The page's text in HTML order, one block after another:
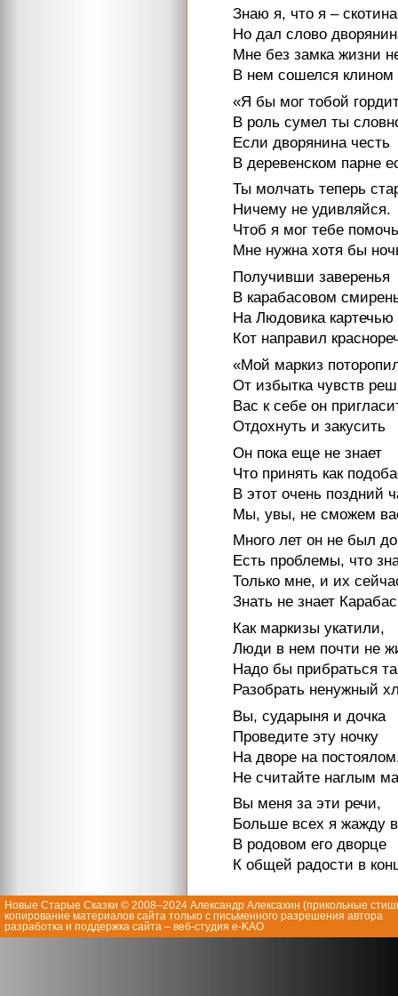
Знаю я, что я –
Но дал слово
Мне без замка жизни
В нем сошелся клином
«Я бы мог тобой
В роль сумел ты
Если дворянина честь
В деревенском парне
Ты молчать теперь
Ничему не удивляйся.
Чтоб я мог тебе
Мне нужна хотя бы
Получивши заверенья
В карабасовом
На Людовика картечью
Кот направил
«Мой маркиз
От избытка чувств
Вас к себе он
Отдохнуть и закусить
Он пока еще не знает
Что принять как
В этот очень поздний
Мы, увы, не сможем
Много лет он не был
Есть проблемы, что
Только мне, и их
Знать не знает
Как маркизы укатили,
Люди в нем почти не
Надо бы прибраться
Разобрать ненужный
Вы, сударыня и дочка
Проведите эту ночку
На дворе на
Не считайте наглым
Вы меня за эти речи,
Больше всех я жажду
В родовом его дворце
К общей радости в
Новые Старые Сказки © 2008–2024 Александр Алексахин (прикольные
копирование материалов сайта только с письменного разрешения автора
разработка и поддержка сайта – веб-студия e-KAO